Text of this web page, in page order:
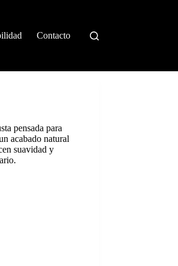
Contacto
pensada para
acabado natural
suavidad y